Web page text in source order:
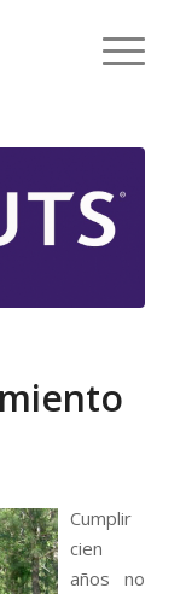
Cumplir
cien
años no